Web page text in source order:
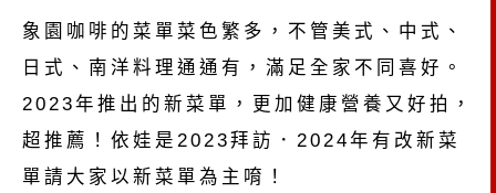
象園咖啡的菜單菜色繁多，不管美式、中式、
日式、南洋料理通通有，滿足全家不同喜好。
2023年推出的新菜單，更加健康營養又好拍，
超推薦！依娃是2023拜訪．2024年有改新菜
單請大家以新菜單為主唷！